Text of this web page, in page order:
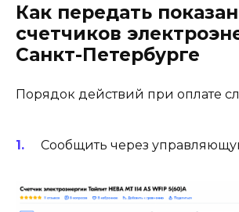
Как передать
счетчиков
Санкт-Петербурге
Порядок действий при оплате
Сообщить через